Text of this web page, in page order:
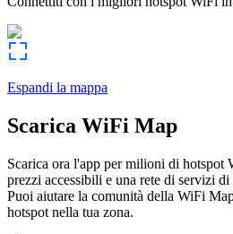
Espandi la mappa
Scarica WiFi Map
Scarica ora l'app per milioni di hotspot
prezzi accessibili e una rete di servizi
Puoi aiutare la comunità della WiFi
hotspot nella tua zona.